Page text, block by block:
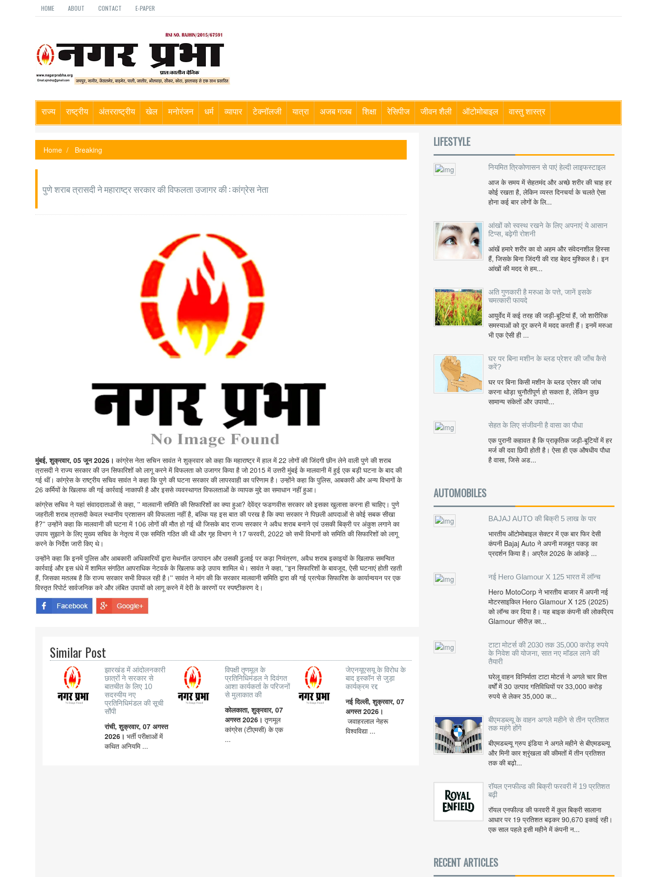
HOME ABOUT CONTACT E-PAPER
राज्य राष्ट्रीय अंतरराष्ट्रीय खेल मनोरंजन धर्म व्यापार टेक्नॉलजी यात्रा अजब गजब शिक्षा रेसिपीज जीवन शैली ऑटोमोबाइल वास्तु शास्त्र
Home Breaking
पुणे शराब त्रासदी ने महाराष्ट्र सरकार की विफलता उजागर की : कांग्रेस नेता
मुंबई, शुक्रवार, 05 जून 2026। कांग्रेस नेता सचिन सावंत ने शुक्रवार को कहा कि महाराष्ट्र में हाल में 22 लोगों की जिंदगी छीन लेने वाली पुणे की शराब
त्रासदी ने राज्य सरकार की उन सिफारिशों को लागू करने में विफलता को उजागर किया है जो 2015 में उत्तरी मुंबई के मालवानी में हुई एक बड़ी घटना के बाद की
गई थीं। कांग्रेस के राष्ट्रीय सचिव सावंत ने कहा कि पुणे की घटना सरकार की लापरवाही का परिणाम है। उन्होंने कहा कि पुलिस, आबकारी और अन्य विभागों के
26 कर्मियों के खिलाफ की गई कार्रवाई नाकाफी है और इससे व्यवस्थागत विफलताओं के व्यापक मुद्दे का समाधान नहीं हुआ।
कांग्रेस सचिव ने यहां संवाददाताओं से कहा, '' मालवानी समिति की सिफारिशों का क्या हुआ? देवेंद्र फडणवीस सरकार को इसका खुलासा करना ही चाहिए। पुणे
जहरीली शराब त्रासदी केवल स्थानीय प्रशासन की विफलता नहीं है, बल्कि यह इस बात की परख है कि क्या सरकार ने पिछली आपदाओं से कोई सबक सीखा
है?'' उन्होंने कहा कि मालवानी की घटना में 106 लोगों की मौत हो गई थी जिसके बाद राज्य सरकार ने अवैध शराब बनाने एवं उसकी बिक्री पर अंकुश लगाने का
उपाय सुझाने के लिए मुख्य सचिव के नेतृत्व में एक समिति गठित की थी और गृह विभाग ने 17 फरवरी, 2022 को सभी विभागों को समिति की सिफारिशों को लागू
करने के निर्देश जारी किए थे।
उन्होंने कहा कि इनमें पुलिस और आबकारी अधिकारियों द्वारा मेथनॉल उत्पादन और उसकी ढुलाई पर कड़ा नियंत्रण, अवैध शराब इकाइयों के खिलाफ समन्वित
कार्रवाई और इस धंधे में शामिल संगठित आपराधिक नेटवर्क के खिलाफ कड़े उपाय शामिल थे। सावंत ने कहा, ''इन सिफारिशों के बावजूद, ऐसी घटनाएं होती रहती
हैं, जिसका मतलब है कि राज्य सरकार सभी विफल रही है।'' सावंत ने मांग की कि सरकार मालवानी समिति द्वारा की गई प्रत्येक सिफारिश के कार्यान्वयन पर एक
विस्तृत रिपोर्ट सार्वजनिक करे और लंबित उपायों को लागू करने में देरी के कारणों पर स्पष्टीकरण दे।
Similar Post
झारखंड में आंदोलनकारी
छात्रों ने सरकार से
बातचीत के लिए 10
सदस्यीय नए
प्रतिनिधिमंडल की सूची
सौंपी
रांची, शुक्रवार, 07 अगस्त
2026। भर्ती परीक्षाओं में
कथित अनियमि ...
विपक्षी तृणमूल के
प्रतिनिधिमंडल ने दिवंगत
आशा कार्यकर्ता के परिजनों
से मुलाकात की
कोलकाता, शुक्रवार, 07
अगस्त 2026।तृणमूल
कांग्रेस (टीएमसी) के एक
...
जेएनयूएसयू के विरोध के
बाद इस्कॉन से जुड़ा
कार्यक्रम रद्द
नई दिल्ली, शुक्रवार, 07
अगस्त 2026।
जवाहरलाल नेहरू
विश्वविद्या ...
LIFESTYLE
नियमित त्रिकोणासन से पाएं हेल्दी लाइफस्टाइल
आज के समय में सेहतमंद और अच्छे शरीर की चाह हर
कोई रखता है, लेकिन व्यस्त दिनचर्या के चलते ऐसा
होना कई बार लोगों के लि...
आंखों को स्वस्थ रखने के लिए अपनाएं ये आसान
टिप्स, बढ़ेगी रोशनी
आंखें हमारे शरीर का वो अहम और संवेदनशील हिस्सा
हैं, जिसके बिना जिंदगी की राह बेहद मुश्किल है। इन
आंखों की मदद से हम...
अति गुणकारी है मरुआ के पत्ते, जानें इसके
चमत्कारी फायदे
आयुर्वेद में कई तरह की जड़ी-बूटियां हैं, जो शारीरिक
समस्याओं को दूर करने में मदद करती हैं। इनमें मरुआ
भी एक ऐसी ही ...
घर पर बिना मशीन के ब्लड प्रेशर की जाँच कैसे
करें?
घर पर बिना किसी मशीन के ब्लड प्रेशर की जांच
करना थोड़ा चुनौतीपूर्ण हो सकता है, लेकिन कुछ
सामान्य संकेतों और उपायो...
सेहत के लिए संजीवनी है वासा का पौधा
एक पुरानी कहावत है कि प्राकृतिक जड़ी-बूटियों में हर
मर्ज की दवा छिपी होती है। ऐसा ही एक औषधीय पौधा
है वासा, जिसे अड...
AUTOMOBILES
BAJAJ AUTO की बिक्री 5 लाख के पार
भारतीय ऑटोमोबाइल सेक्टर में एक बार फिर देसी
कंपनी Bajaj Auto ने अपनी मजबूत पकड़ का
प्रदर्शन किया है। अप्रैल 2026 के आंकड़े ...
नई Hero Glamour X 125 भारत में लॉन्च
Hero MotoCorp ने भारतीय बाजार में अपनी नई
मोटरसाइकिल Hero Glamour X 125 (2025)
को लॉन्च कर दिया है। यह बाइक कंपनी की लोकप्रिय
Glamour सीरीज़ का...
टाटा मोटर्स की 2030 तक 35,000 करोड़ रुपये
के निवेश की योजना, सात नए मॉडल लाने की
तैयारी
घरेलू वाहन विनिर्माता टाटा मोटर्स ने अगले चार वित्त
वर्षों में 30 उत्पाद गतिविधियों पर 33,000 करोड़
रुपये से लेकर 35,000 क...
बीएमडब्ल्यू के वाहन अगले महीने से तीन प्रतिशत
तक महंगे होंगे
बीएमडब्ल्यू ग्रुप इंडिया ने अगले महीने से बीएमडब्ल्यू
और मिनी कार श्रृंखला की कीमतों में तीन प्रतिशत
तक की बढ़ो...
रॉयल एनफील्ड की बिक्री फरवरी में 19 प्रतिशत
बढ़ी
रॉयल एनफील्ड की फरवरी में कुल बिक्री सालाना
आधार पर 19 प्रतिशत बढ़कर 90,670 इकाई रही।
एक साल पहले इसी महीने में कंपनी न...
RECENT ARTICLES